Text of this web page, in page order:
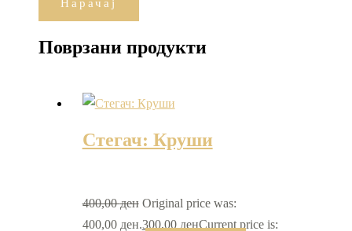
Нарачај
Поврзани продукти
Стегач: Круши
400,00ден Original price was:
400,00 ден.300,00 денCurrent price is: